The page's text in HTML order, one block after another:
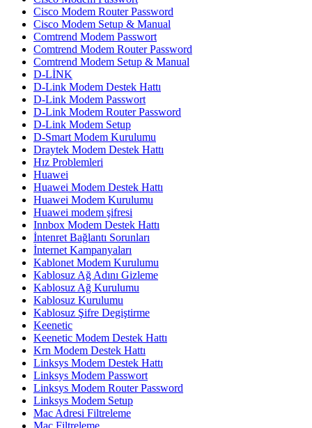
Cisco Modem Router Password
Cisco Modem Setup & Manual
Comtrend Modem Passwort
Comtrend Modem Router Password
Comtrend Modem Setup & Manual
D-LİNK
D-Link Modem Destek Hattı
D-Link Modem Passwort
D-Link Modem Router Password
D-Link Modem Setup
D-Smart Modem Kurulumu
Draytek Modem Destek Hattı
Hız Problemleri
Huawei
Huawei Modem Destek Hattı
Huawei Modem Kurulumu
Huawei modem şifresi
Innbox Modem Destek Hattı
İntenret Bağlantı Sorunları
İnternet Kampanyaları
Kablonet Modem Kurulumu
Kablosuz Ağ Adını Gizleme
Kablosuz Ağ Kurulumu
Kablosuz Kurulumu
Kablosuz Şifre Degiştirme
Keenetic
Keenetic Modem Destek Hattı
Krn Modem Destek Hattı
Linksys Modem Destek Hattı
Linksys Modem Passwort
Linksys Modem Router Password
Linksys Modem Setup
Mac Adresi Filtreleme
Mac Filtreleme